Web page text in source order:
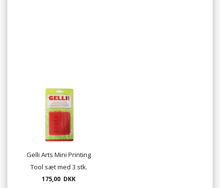
Gelli Arts Mini Printing
Tool sæt med 3 stk.
175,00 DKK